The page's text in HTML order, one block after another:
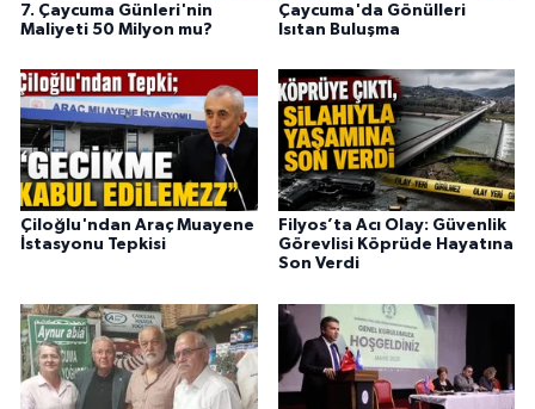
7. Çaycuma Günleri'nin
Maliyeti 50 Milyon mu?
Çaycuma'da Gönülleri
Isıtan Buluşma
Çiloğlu'ndan Araç Muayene
İstasyonu Tepkisi
Filyos’ta Acı Olay: Güvenlik
Görevlisi Köprüde Hayatına
Son Verdi